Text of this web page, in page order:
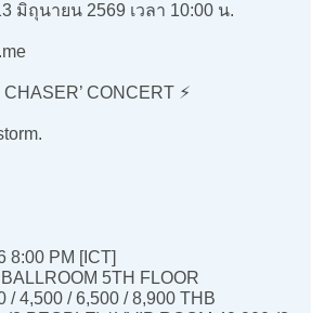
มิถุนายน 2569 เวลา 10:00 น.
CONCERT ⚡
8:00 PM [ICT]
5TH FLOOR
/ 4,500 / 6,500 / 8,900 THB